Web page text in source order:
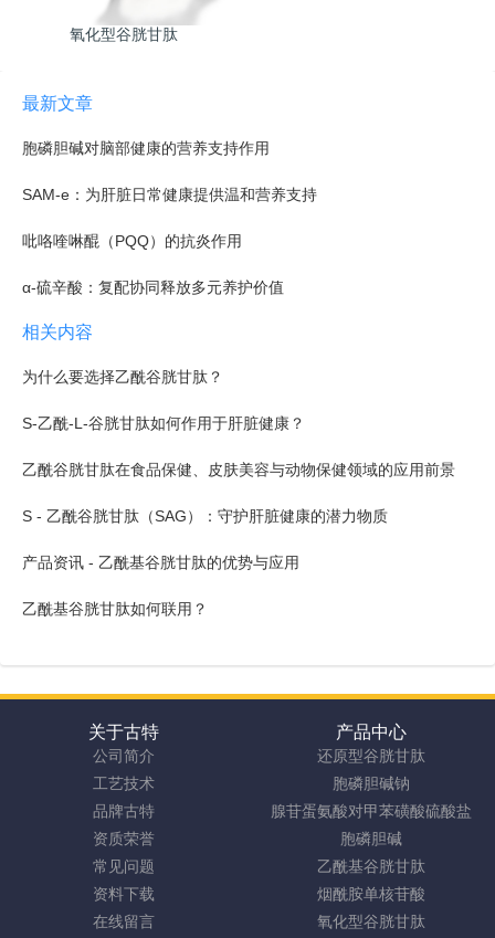
氧化型谷胱甘肽
最新文章
胞磷胆碱对脑部健康的营养支持作用
SAM-e：为肝脏日常健康提供温和营养支持
吡咯喹啉醌（PQQ）的抗炎作用
α-硫辛酸：复配协同释放多元养护价值
相关内容
为什么要选择乙酰谷胱甘肽？
S-乙酰-L-谷胱甘肽如何作用于肝脏健康？
乙酰谷胱甘肽在食品保健、皮肤美容与动物保健领域的应用前景
S - 乙酰谷胱甘肽（SAG）：守护肝脏健康的潜力物质
产品资讯 - 乙酰基谷胱甘肽的优势与应用
乙酰基谷胱甘肽如何联用？
关于古特
公司简介
工艺技术
品牌古特
资质荣誉
常见问题
资料下载
在线留言
产品中心
还原型谷胱甘肽
胞磷胆碱钠
腺苷蛋氨酸对甲苯磺酸硫酸盐
胞磷胆碱
乙酰基谷胱甘肽
烟酰胺单核苷酸
氧化型谷胱甘肽